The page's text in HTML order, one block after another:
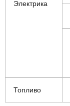
Электрика
Топливо